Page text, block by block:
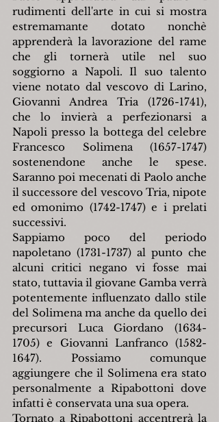
rudimenti dell'arte in cui si mostra
estremamante dotato nonchè
apprenderà la lavorazione del rame
che gli tornerà utile nel suo
soggiorno a Napoli. Il suo talento
viene notato dal vescovo di Larino,
Giovanni Andrea Tria (1726-1741),
che lo invierà a perfezionarsi a
Napoli presso la bottega del celebre
Francesco Solimena (1657-1747)
sostenendone anche le spese.
Saranno poi mecenati di Paolo anche
il successore del vescovo Tria, nipote
ed omonimo (1742-1747) e i prelati
successivi.
Sappiamo poco del periodo
napoletano (1731-1737) al punto che
alcuni critici negano vi fosse mai
stato, tuttavia il giovane Gamba verrà
potentemente influenzato dallo stile
del Solimena ma anche da quello dei
precursori Luca Giordano (1634-
1705) e Giovanni Lanfranco (1582-
1647). Possiamo comunque
aggiungere che il Solimena era stato
personalmente a Ripabottoni dove
infatti è conservata una sua opera.
Tornato a Ripabottoni accentrerà la